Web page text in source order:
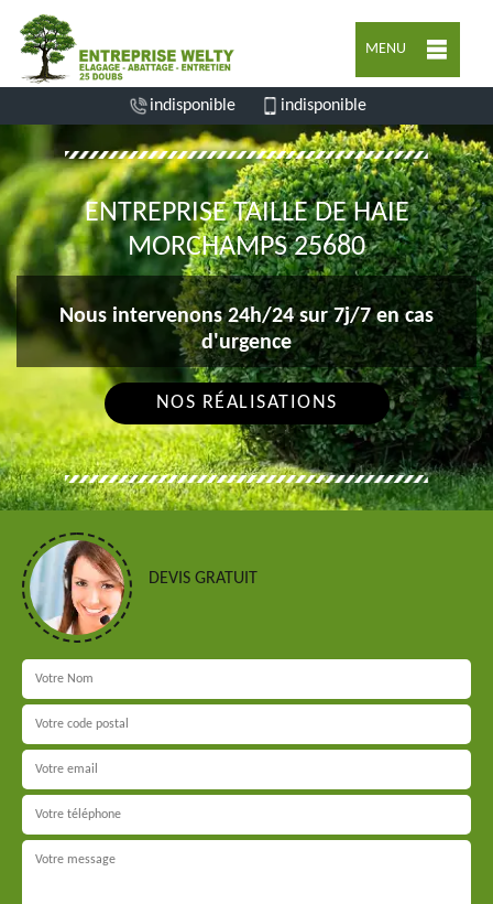
MENU
indisponible indisponible
ENTREPRISE TAILLE DE HAIE
MORCHAMPS 25680
Nous intervenons 24h/24 sur 7j/7 en cas
d'urgence
NOS RÉALISATIONS
DEVIS GRATUIT